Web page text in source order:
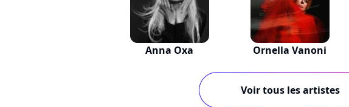
Anna Oxa Ornella Vanoni
Voir tous les artistes